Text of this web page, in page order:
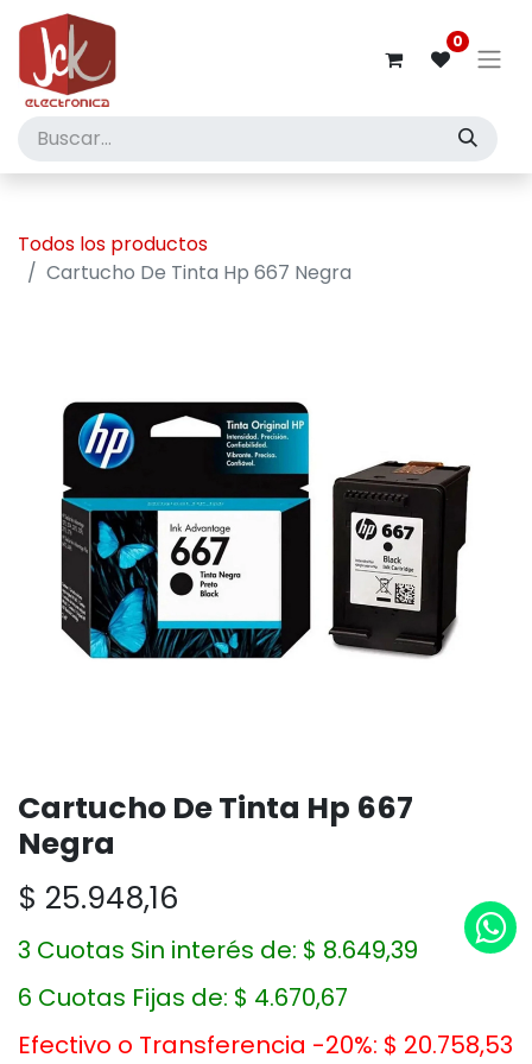
0
Todos los productos
Cartucho De Tinta Hp 667 Negra
Cartucho De Tinta Hp 667
Negra
$ 25.948,16
3 Cuotas Sin interés de: $ 8.649,39
6 Cuotas Fijas de: $ 4.670,67
Efectivo o Transferencia -20%: $ 20.758,53